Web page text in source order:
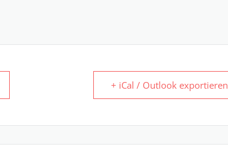
+ iCal / Outlook exportieren